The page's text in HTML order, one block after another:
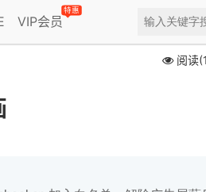
VIP会员
特惠
阅读